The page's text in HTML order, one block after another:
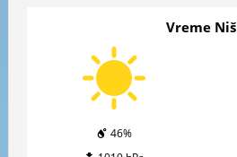
Vreme Niš
46%